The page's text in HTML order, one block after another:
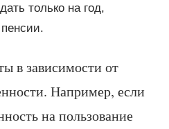
только на год,
в зависимости от
Например, если
на пользование